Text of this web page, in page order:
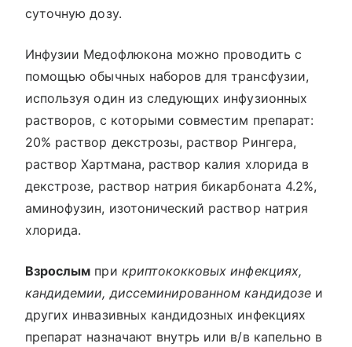
суточную дозу.
Инфузии Медофлюкона можно проводить с
помощью обычных наборов для трансфузии,
используя один из следующих инфузионных
растворов, с которыми совместим препарат:
20% раствор декстрозы, раствор Рингера,
раствор Хартмана, раствор калия хлорида в
декстрозе, раствор натрия бикарбоната 4.2%,
аминофузин, изотонический раствор натрия
хлорида.
Взрослым при криптококковых инфекциях,
кандидемии, диссеминированном кандидозеи
других инвазивных кандидозных инфекциях
препарат назначают внутрь или в/в капельно в